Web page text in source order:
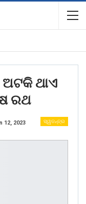
ଅଟକି ଥାଏ
ରଥ
ସ୍ୱତନ୍ତ୍ର
12, 2023